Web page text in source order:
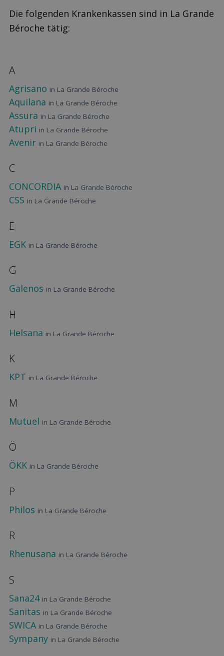
Die folgenden Krankenkassen sind in La Grande
Béroche tätig:
A
Agrisano in La Grande Béroche
Aquilana in La Grande Béroche
Assura in La Grande Béroche
Atupri in La Grande Béroche
Avenir in La Grande Béroche
C
CONCORDIA in La Grande Béroche
CSS in La Grande Béroche
E
EGK in La Grande Béroche
G
Galenos in La Grande Béroche
H
Helsana in La Grande Béroche
K
KPT in La Grande Béroche
M
Mutuel in La Grande Béroche
Ö
ÖKK in La Grande Béroche
P
Philos in La Grande Béroche
R
Rhenusana in La Grande Béroche
S
Sana24 in La Grande Béroche
Sanitas in La Grande Béroche
SWICA in La Grande Béroche
Sympany in La Grande Béroche